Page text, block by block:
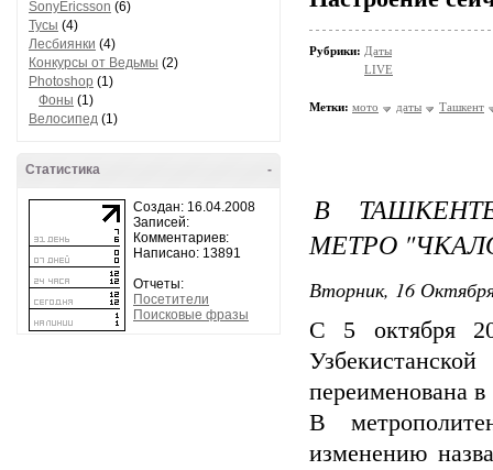
SonyEricsson (6)
Тусы (4)
Лесбиянки (4)
Конкурсы от Ведьмы (2)
Photoshop (1)
Фоны (1)
Велосипед (1)
-
Статистика
Создан: 16.04.2008
Записей:
Комментариев:
Написано: 13891
Отчеты:
Посетители
Поисковые фразы
Рубрики: Даты
LIVE
Метки: мото даты Ташкент
В
МЕТРО
Вторник, 16
С 5 октября
переименована
В
изменению